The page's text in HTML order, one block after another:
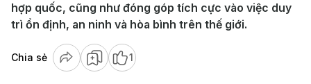
hợp quốc, cũng như đóng góp tích cực vào việc duy
trì ổn định, an ninh và hòa bình trên thế giới.
Chia sẻ 1